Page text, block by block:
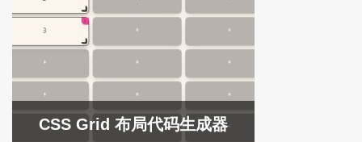
CSS Grid 布局代码生成器